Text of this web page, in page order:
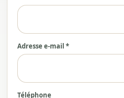
Adresse e-mail *
Téléphone